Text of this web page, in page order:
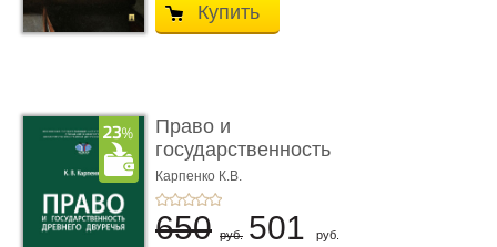
Купить
Право и
государственность
Древнего Двуречья. �
...
Карпенко К.В.
650 руб. 501 руб.